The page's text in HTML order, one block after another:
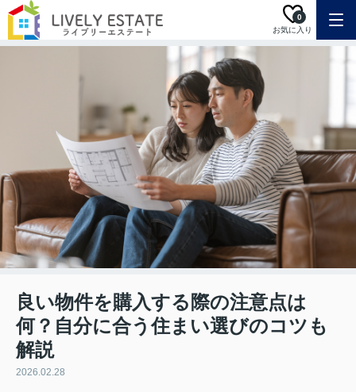
お気に入り
0
良い物件を購入する際の注意点は
何？自分に合う住まい選びのコツも
解説
2026.02.28